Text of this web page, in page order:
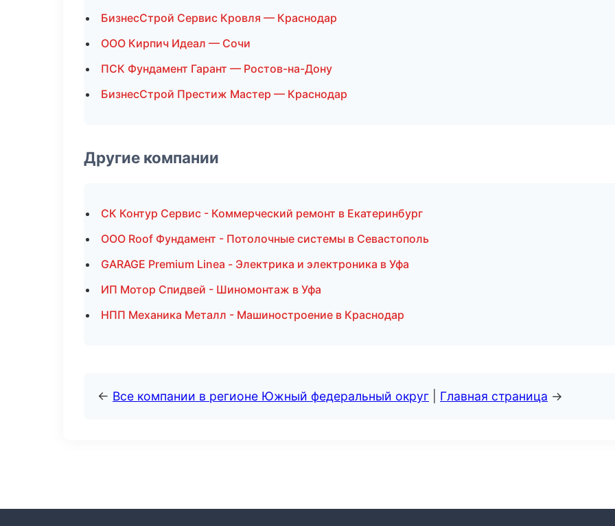
БизнесСтрой Сервис Кровля — Краснодар
ООО Кирпич Идеал — Сочи
ПСК Фундамент Гарант — Ростов-на-Дону
БизнесСтрой Престиж Мастер — Краснодар
Другие компании
СК Контур Сервис - Коммерческий ремонт в Екатеринбург
ООО Roof Фундамент - Потолочные системы в Севастополь
GARAGE Premium Linea - Электрика и электроника в Уфа
ИП Мотор Спидвей - Шиномонтаж в Уфа
НПП Механика Металл - Машиностроение в Краснодар
← Все компании в регионе Южный федеральный округ Главная страница →